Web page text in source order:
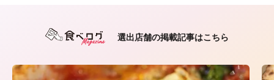
選出店舗の掲載記事はこちら